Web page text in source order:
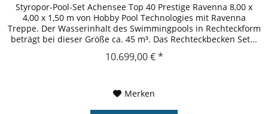
Styropor-Pool-Set Achensee Top 40 Prestige Ravenna 8,00 x
4,00 x 1,50 m von Hobby Pool Technologies mit Ravenna
Treppe. Der Wasserinhalt des Swimmingpools in Rechteckform
beträgt bei dieser Größe ca. 45 m³. Das Rechteckbecken Set...
10.699,00 € *
Merken